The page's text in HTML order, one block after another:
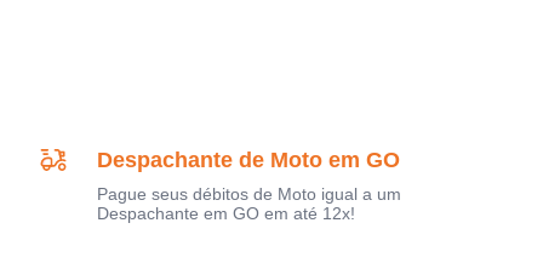
Despachante de Moto em GO
Pague seus débitos de Moto igual a um
Despachante em GO em até 12x!